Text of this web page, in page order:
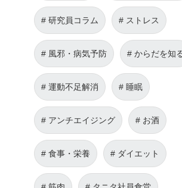
研究員コラム ストレス
風邪・病気予防 からだを知
運動不足解消 睡眠
アンチエイジング お酒
食事・栄養 ダイエット